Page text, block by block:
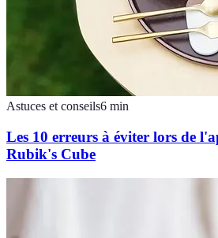
Astuces et conseils6 min
Les 10 erreurs à éviter lors de
Rubik's Cube